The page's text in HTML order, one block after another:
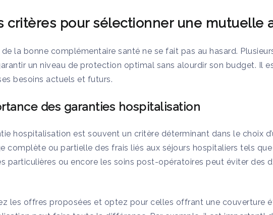
critères pour sélectionner une mutuelle
la bonne complémentaire santé ne se fait pas au hasard.
un niveau de protection optimal sans alourdir son budget. Il
besoins actuels et futurs.
des garanties hospitalisation
hospitalisation est souvent un critère déterminant dans le choix
complète ou partielle des frais liés aux séjours hospitaliers tels
particulières ou encore les soins post-opératoires peut éviter des
les offres proposées et optez pour celles offrant une couverture